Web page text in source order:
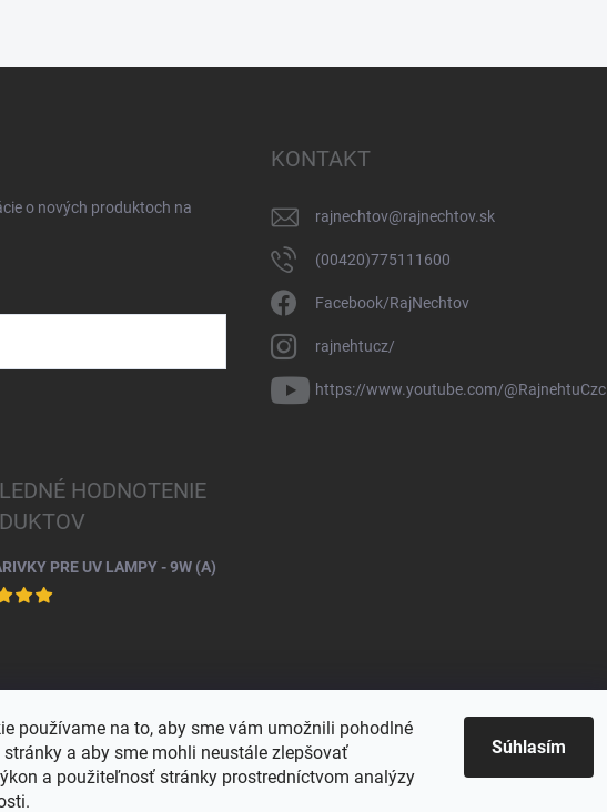
používame na to, aby sme vám umožnili pohodlné
stránky a aby sme mohli neustále zlepšovať
a použiteľnosť stránky prostredníctvom analýzy
Súhlasím
o nových produktoch na
KONTAKT
rajnechtov@rajnechtov.sk
(00420)775111600
Facebook/RajNechtov
rajnehtucz/
https://www.youtube.com/@RajnehtuCzc
HODNOTENIE
PRE UV LAMPY - 9W (A)